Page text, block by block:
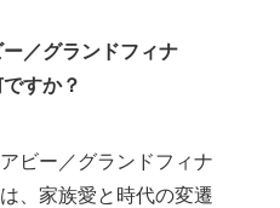
ー／グランドフィナ
すか？
ビー／グランドフィナ
、家族愛と時代の変遷